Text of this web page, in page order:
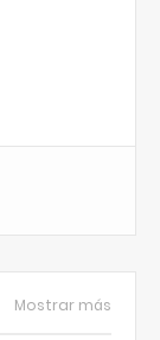
Mostrar más